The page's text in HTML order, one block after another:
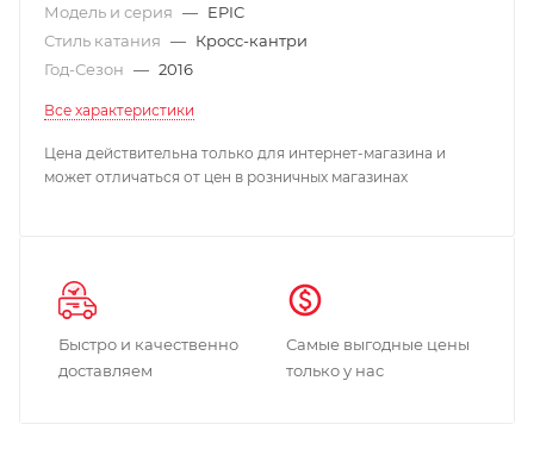
Модель и серия — EPIC
Стиль катания — Кросс-кантри
Год-Сезон — 2016
Все характеристики
Цена действительна только для интернет-магазина и
может отличаться от цен в розничных магазинах
Быстро и качественно
доставляем
Самые выгодные цены
только у нас